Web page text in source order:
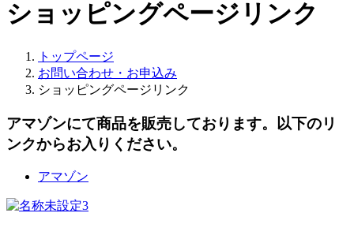
ショッピングページリンク
トップページ
お問い合わせ・お申込み
ショッピングページリンク
アマゾンにて商品を販売しております。以下のリ
ンクからお入りください。
アマゾン